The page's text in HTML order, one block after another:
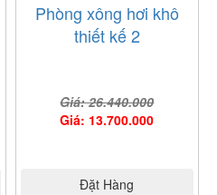
Phòng xông hơi khô
thiết kế 2
Giá: 26.440.000
Giá: 13.700.000
Đặt Hàng